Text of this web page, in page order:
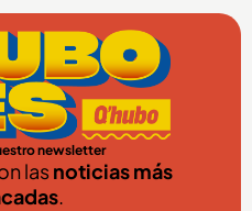
newsletter
lasnoticias más
.